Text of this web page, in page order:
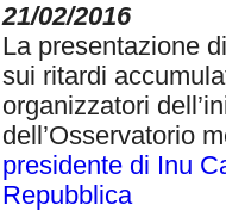
21/02/2016
La presentazione
sui ritardi
organizzatori
dell’Osservatorio
presidente di Inu
Repubblica